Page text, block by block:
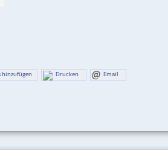
hinzufügen Drucken Email